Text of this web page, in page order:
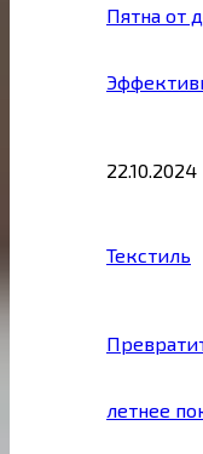
Пятна от
22.10.2024
Текстиль
летнее